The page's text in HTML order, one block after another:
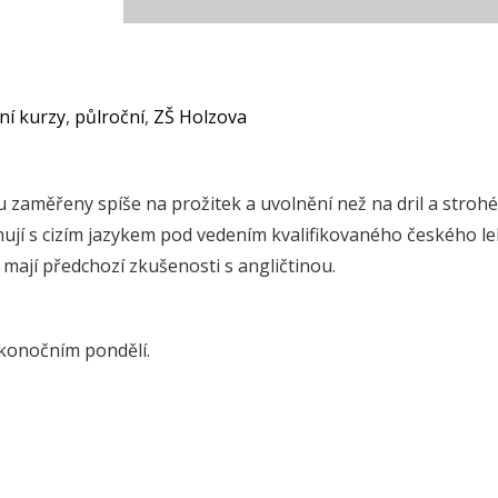
kurzy, půlroční, ZŠ Holzova
spíše na prožitek a uvolnění než na dril a strohé
s cizím jazykem pod vedením kvalifikovaného českého
předchozí zkušenosti s angličtinou.
pondělí.